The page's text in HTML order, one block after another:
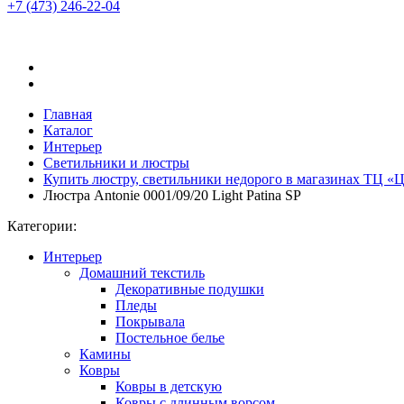
+7 (473) 246-22-04
Главная
Каталог
Интерьер
Светильники и люстры
Купить люстру, светильники недорого в магазинах ТЦ
Люстра Antonie 0001/09/20 Light Patina SP
Категории:
Интерьер
Домашний текстиль
Декоративные подушки
Пледы
Покрывала
Постельное белье
Камины
Ковры
Ковры в детскую